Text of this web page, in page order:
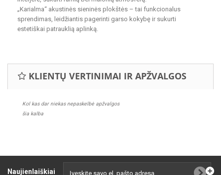
„Karialma“ akustinės sieninės plokštės – tai funkcionalus
sprendimas, leidžiantis pagerinti garso kokybę ir sukurti
estetiškai patrauklią aplinką.
KLIENTŲ VERTINIMAI IR APŽVALGOS
Kol kas dar niekas nepaskelbė apžvalgos
šia kalba
Naujienlaiškiai